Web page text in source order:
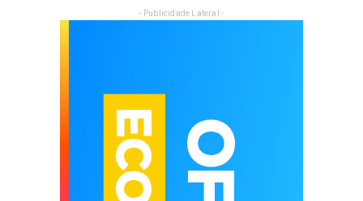
- Publicidade Lateral -